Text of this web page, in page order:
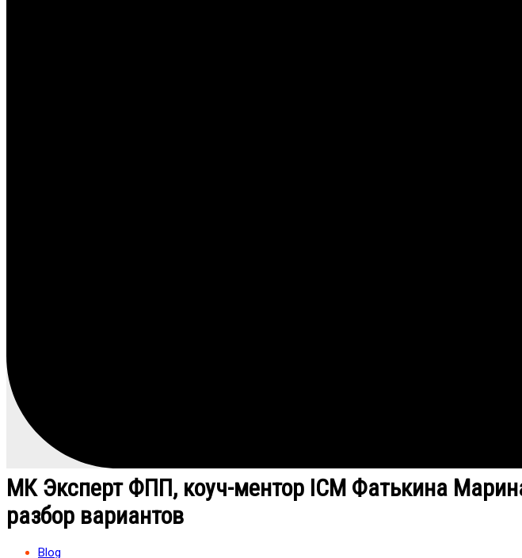
МК Эксперт ФПП, коуч-ментор ICM Фатькина
разбор вариантов
Blog